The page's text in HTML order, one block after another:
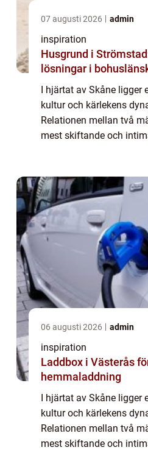
07 augusti 2026 admin
inspiration
Husgrund i
lösningar i
I hjärtat av Skåne ligger
kultur och kärlekens
Relationen mellan två
mest skiftande och
06 augusti 2026 admin
inspiration
Laddbox i Västerås
hemmaladdning
I hjärtat av Skåne ligger
kultur och kärlekens
Relationen mellan två
mest skiftande och